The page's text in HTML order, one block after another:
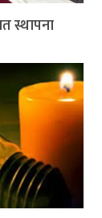
स्थापना